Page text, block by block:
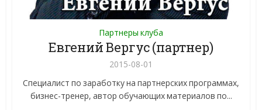
Партнеры клуба
Евгений Вергус (партнер)
2015-08-01
Специалист по заработку на партнерских программах,
бизнес-тренер, автор обучающих материалов по...